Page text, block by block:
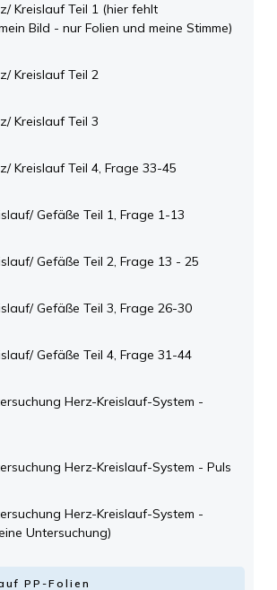
Kreislauf Teil 1 (hier fehlt
Bild - nur Folien und meine Stimme)
Kreislauf Teil 2
Kreislauf Teil 3
Kreislauf Teil 4, Frage 33-45
Gefäße Teil 1, Frage 1-13
Gefäße Teil 2, Frage 13 - 25
Gefäße Teil 3, Frage 26-30
Gefäße Teil 4, Frage 31-44
Herz-Kreislauf-System -
Herz-Kreislauf-System - Puls
Herz-Kreislauf-System -
Untersuchung)
PP-Folien